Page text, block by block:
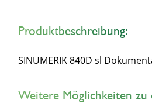
Produktbeschreibung:
SINUMERIK 840D sl
Weitere Möglichkeiten